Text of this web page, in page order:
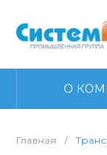
О
Главная /